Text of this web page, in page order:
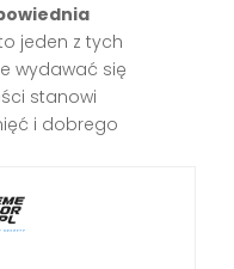
jeden z tych
wydawać się
stanowi
i dobrego